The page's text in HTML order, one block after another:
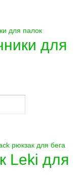
для
Leki для